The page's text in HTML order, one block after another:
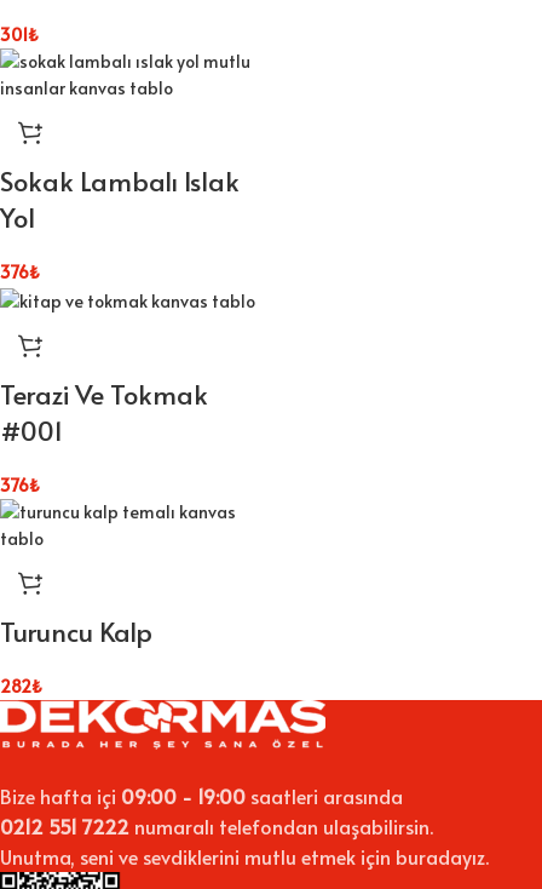
301₺
Sokak Lambalı Islak
Yol
376₺
Terazi Ve Tokmak
#001
376₺
Turuncu Kalp
282₺
Bize hafta içi 09:00 - 19:00 saatleri arasında
0212 551 7222 numaralı telefondan ulaşabilirsin.
Unutma, seni ve sevdiklerini mutlu etmek için buradayız.